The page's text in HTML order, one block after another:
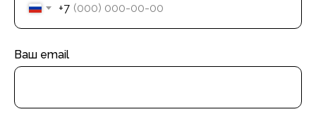
+7
Ваш email